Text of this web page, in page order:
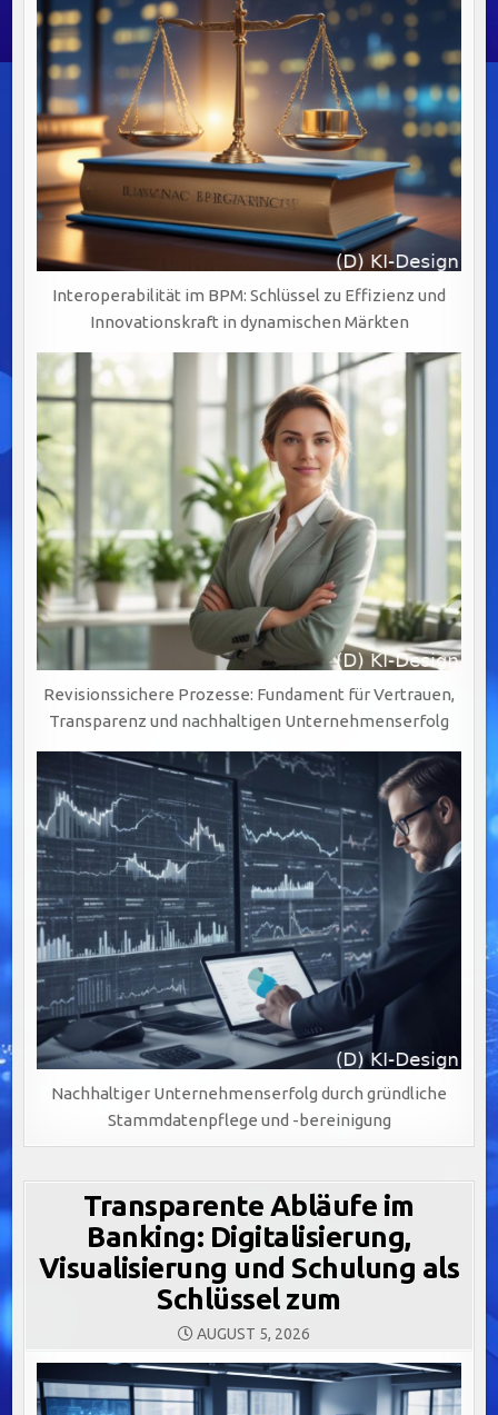
Interoperabilität im BPM: Schlüssel zu Effizienz und
Innovationskraft in dynamischen Märkten
Revisionssichere Prozesse: Fundament für Vertrauen,
Transparenz und nachhaltigen Unternehmenserfolg
Nachhaltiger Unternehmenserfolg durch gründliche
Stammdatenpflege und -bereinigung
Transparente Abläufe im
Banking: Digitalisierung,
Visualisierung und Schulung als
Schlüssel zum
AUGUST 5, 2026